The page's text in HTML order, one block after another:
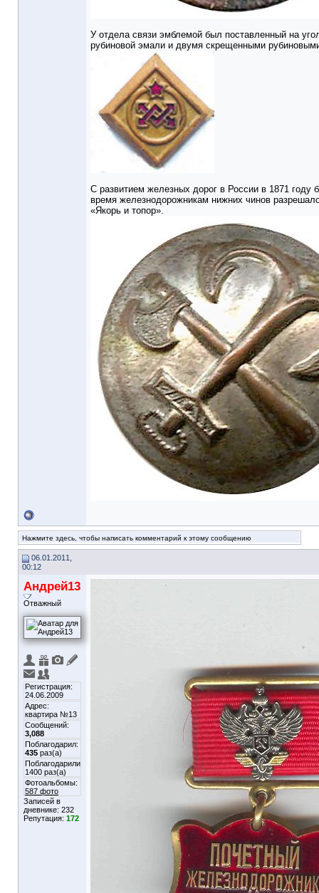
У отдела связи эмблемой был поставленный на
рубиновой эмали и двумя скрещенными
С развитием железных дорог в России в 1871
время железнодорожникам нижних чинов
«Якорь и топор».
Нажмите здесь, чтобы написать комментарий к этому сообщению
06.01.2011,
00:12
Андрей13
Отважный
Регистрация:
24.06.2009
Адрес:
квартира №13
Сообщений:
3,088
Поблагодарил:
435 раз(а)
Поблагодарили
1400 раз(а)
Фотоальбомы:
587 фото
Записей в
дневнике: 232
Репутация: 172